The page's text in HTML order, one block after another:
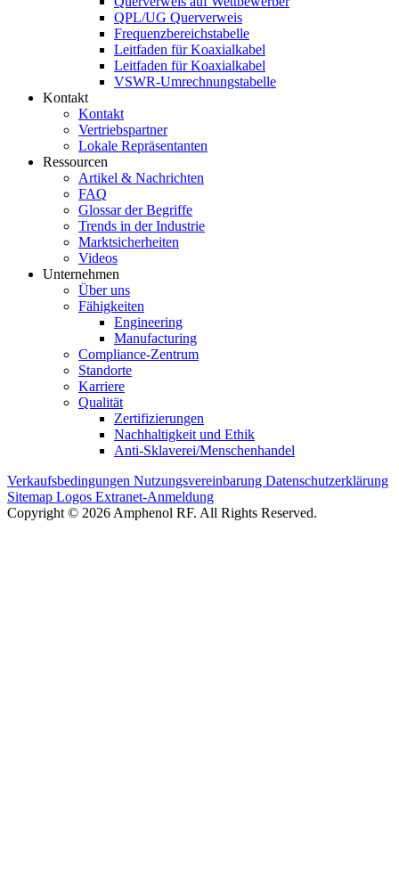
QPL/UG Querverweis
Frequenzbereichstabelle
Leitfaden für Koaxialkabel
Leitfaden für Koaxialkabel
VSWR-Umrechnungstabelle
Kontakt
Kontakt
Vertriebspartner
Lokale Repräsentanten
Ressourcen
Artikel & Nachrichten
FAQ
Glossar der Begriffe
Trends in der Industrie
Marktsicherheiten
Videos
Unternehmen
Über uns
Fähigkeiten
Engineering
Manufacturing
Compliance-Zentrum
Standorte
Karriere
Qualität
Zertifizierungen
Nachhaltigkeit und Ethik
Anti-Sklaverei/Menschenhandel
Verkaufsbedingungen Nutzungsvereinbarung Datenschutzerklärung
Sitemap Logos Extranet-Anmeldung
Copyright © 2026 Amphenol RF. All Rights Reserved.